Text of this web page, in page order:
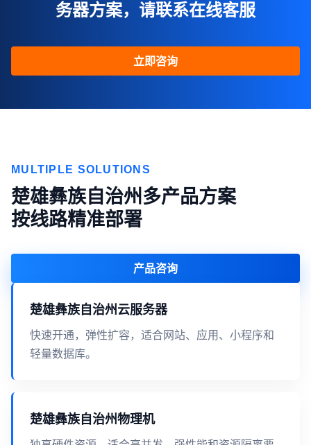
务器方案，请联系在线客服
立即咨询
MULTIPLE SOLUTIONS
楚雄彝族自治州多产品方案
按线路精准部署
产品咨询
楚雄彝族自治州云服务器
快速开通，弹性扩容，适合网站、应用、小程序和
轻量数据库。
楚雄彝族自治州物理机